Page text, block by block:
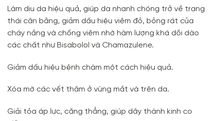
Làm dịu da hiệu quả, giúp da nhanh chóng trở về trạng
thái cân bằng, giảm dấu hiệu viêm đỏ, bỏng rát của
cháy nắng và chống viêm nhờ hàm lượng khá dồi dào
các chất như Bisabolol và Chamazulene.
Giảm dấu hiệu bệnh chàm một cách hiệu quả.
Xóa mờ các vết thâm ở vùng mắt và trên da.
Giải tỏa áp lực, căng thẳng, giúp dây thành kinh co